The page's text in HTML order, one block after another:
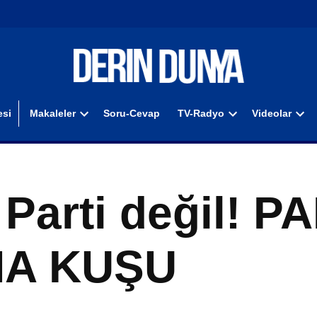
Makaleler Soru-Cevap TV-Radyo Videolar
değil!
KUŞU